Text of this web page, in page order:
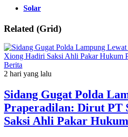
Solar
Related (Grid)
Berita
2 hari yang lalu
Sidang Gugat Polda
Praperadilan: Dirut PT
Saksi Ahli Pakar